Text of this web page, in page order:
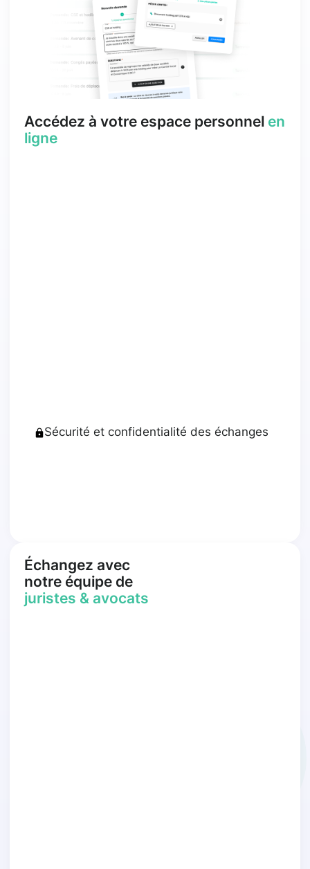
Accédez à votre espace personnel en
ligne
Sécurité et confidentialité des échanges
Échangez avec
notre équipe de
juristes & avocats